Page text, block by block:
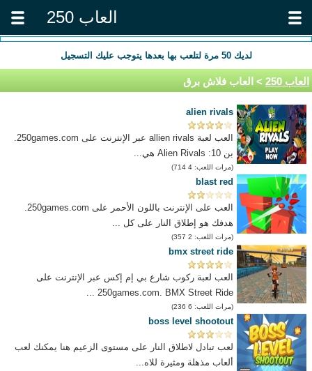
العاب 250
لديك50 مرة لتلعب بها بعدها يتوجب عليك التسجيل
العاب 250 > العاب فلاش برق
alien rivals
العب لعبة allien rivals عبر الإنترنت على 250games.com.
بن 10: Alien Rivals هي...
(مرات اللعب: 4 714)
blast red
العب على الإنترنت باللون الأحمر على 250games.com.
هدفك هو إطلاق النار على كل ...
(مرات اللعب: 2 357)
bmx street ride
العب لعبة ركوب شارع بي إم إكس عبر الإنترنت على
250games.com. BMX Street Ride ...
(مرات اللعب: 6 236)
boss level shootout
لعب تبادل لاطلاق النار على مستوى الزعيم هنا يمكنك لعب
ألعاب مذهلة ومثيرة للاه...